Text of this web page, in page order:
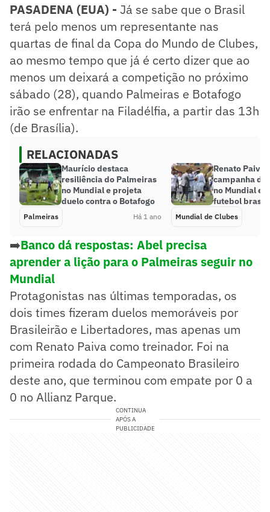
PASADENA (EUA) - Já se sabe que o Brasil
terá pelo menos um representante nas
quartas de final da Copa do Mundo de Clubes,
ao mesmo tempo que já é certo dizer que ao
menos um deixará a competição no próximo
sábado (28), quando Palmeiras e Botafogo
irão se enfrentar na Filadélfia, a partir das 13h
(de Brasília).
RELACIONADAS
Maurício destaca
resiliência do Palmeiras
no Mundial e projeta
duelo contra o Botafogo
Palmeiras Há 1 ano
Renato Paiva
campanha do
no Mundial e
futebol
Mundial de Clubes
➡️Banco dá respostas: Abel precisa
aprender a lição para o Palmeiras seguir no
Mundial
Protagonistas nas últimas temporadas, os
dois times fizeram duelos memoráveis por
Brasileirão e Libertadores, mas apenas um
com Renato Paiva como treinador. Foi na
primeira rodada do Campeonato Brasileiro
deste ano, que terminou com empate por 0 a
0 no Allianz Parque.
CONTINUA
APÓS A
PUBLICIDADE